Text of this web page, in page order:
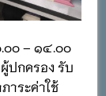
– ๑๔.๐๐
ปกครอง รับ
าระค่าใช้